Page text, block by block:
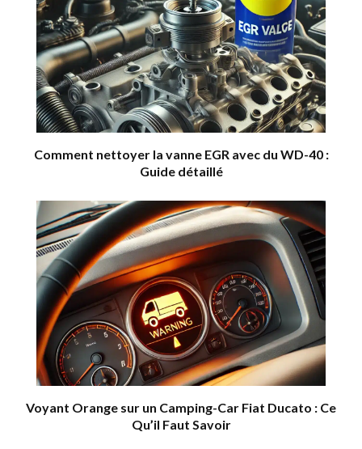
Comment nettoyer la vanne EGR avec du WD-40 :
Guide détaillé
Voyant Orange sur un Camping-Car Fiat Ducato : Ce
Qu’il Faut Savoir